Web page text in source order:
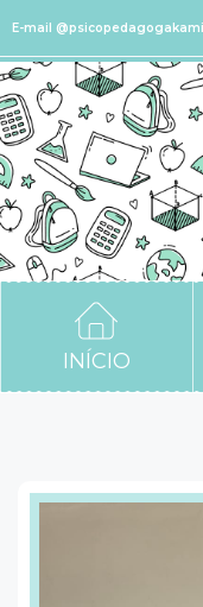
E-mail
INÍCIO